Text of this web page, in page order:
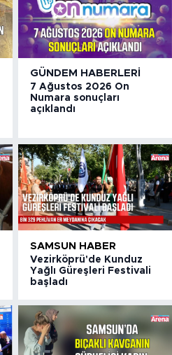
GÜNDEM HABERLERI
7 Ağustos 2026 On
Numara sonuçları
açıklandı
SAMSUN HABER
Vezirköprü'de Kunduz
Yağlı Güreşleri Festivali
başladı